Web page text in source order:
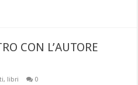
CON L’AUTORE
, libri 0